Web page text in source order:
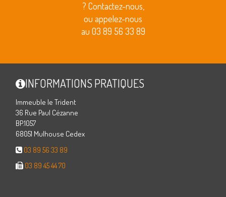
? Contactez-nous,
ou appelez-nous
au 03 89 56 33 89
INFORMATIONS PRATIQUES
Immeuble le Trident
36 Rue Paul Cézanne
BP.1057
68051 Mulhouse Cedex
03 89 56 33 89
03 89 45 44 70